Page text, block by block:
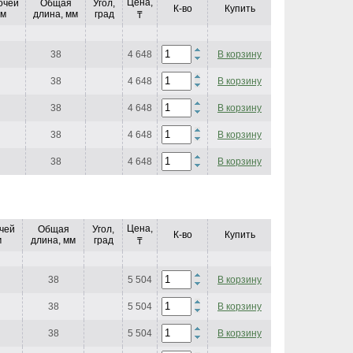
Общая
длина, мм
Угол,
град
Цена,
₸
К-во Купить
38 4 648 В корзину
38 4 648 В корзину
38 4 648 В корзину
38 4 648 В корзину
38 4 648 В корзину
Общая
длина, мм
Угол,
град
Цена,
₸
К-во Купить
38 5 504 В корзину
38 5 504 В корзину
38 5 504 В корзину